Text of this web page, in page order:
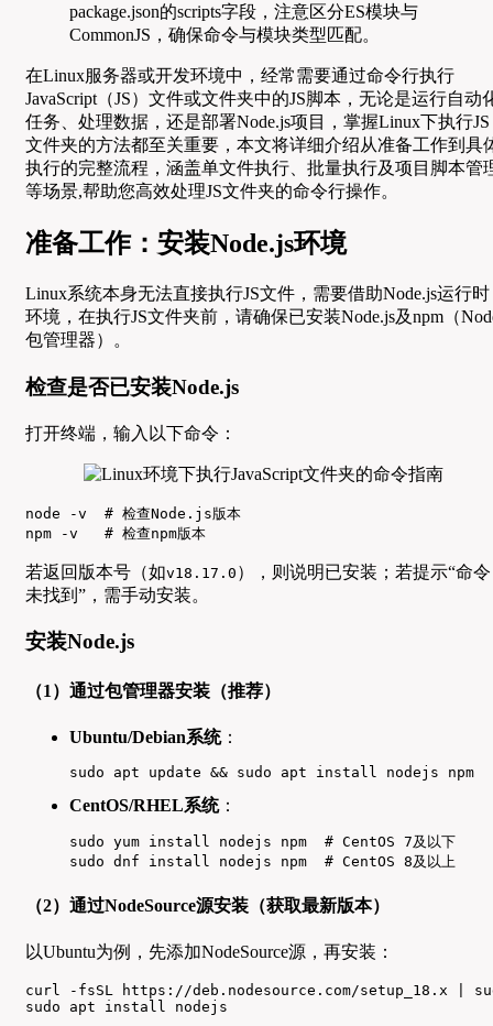
package.json的scripts字段，注意区分ES模块与
CommonJS，确保命令与模块类型匹配。
在Linux服务器或开发环境中，经常需要通过命令行执行
JavaScript（JS）文件或文件夹中的JS脚本，无论是运行自动
任务、处理数据，还是部署Node.js项目，掌握Linux下执行JS
文件夹的方法都至关重要，本文将详细介绍从准备工作到具
执行的完整流程，涵盖单文件执行、批量执行及项目脚本管
等场景,帮助您高效处理JS文件夹的命令行操作。
准备工作：安装Node.js环境
Linux系统本身无法直接执行JS文件，需要借助Node.js运行时
环境，在执行JS文件夹前，请确保已安装Node.js及npm（
包管理器）。
检查是否已安装Node.js
打开终端，输入以下命令：
node -v  # 检查Node.js版本
npm -v   # 检查npm版本
若返回版本号（如v18.17.0 ），则说明已安装；若提示“命令
未找到”，需手动安装。
安装Node.js
（1）通过包管理器安装（推荐）
Ubuntu/Debian系统：
sudo apt update && sudo apt install nodejs npm
CentOS/RHEL系统：
sudo yum install nodejs npm  # CentOS 7及以下
sudo dnf install nodejs npm  # CentOS 8及以上
（2）通过NodeSource源安装（获取最新版本）
以Ubuntu为例，先添加NodeSource源，再安装：
curl -fsSL https://deb.nodesource.com/setup_18.x |
sudo apt install nodejs